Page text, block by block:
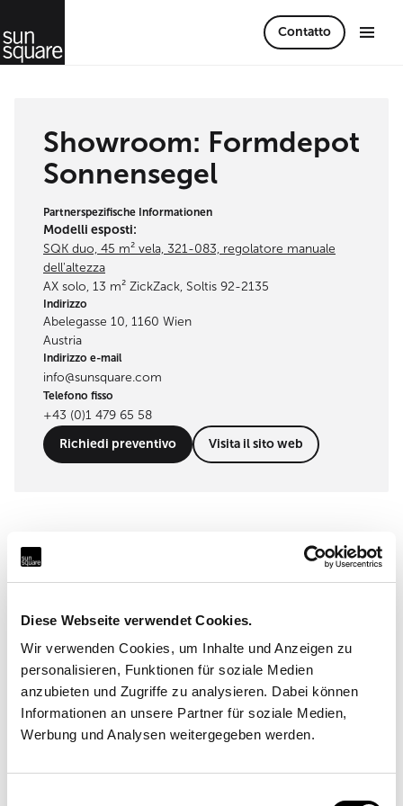
Diese Webseite verwendet Cookies.
Wir verwenden Cookies, um Inhalte und Anzeigen zu
personalisieren, Funktionen für soziale Medien
anzubieten und Zugriffe zu analysieren. Dabei können
Informationen an unsere Partner für soziale Medien,
Werbung und Analysen weitergegeben werden.
Contatto
Showroom: Formdepot
Sonnensegel
Partnerspezifische Informationen
Modelli esposti:
SQK duo, 45 m² vela, 321-083, regolatore manuale
dell'altezza
AX solo, 13 m² ZickZack, Soltis 92-2135
Indirizzo
Abelegasse 10, 1160 Wien
Austria
Indirizzo e-mail
info@sunsquare.com
Telefono fisso
+43 (0)1 479 65 58
Richiedi preventivo
Visita il sito web
Progetti realizzati
Progetti reali, luoghi reali. I sistemi SunSquare® vengono
versatile.
Tutte le referenze
Il vostro progetto potrebbe essere presto visibile qui.